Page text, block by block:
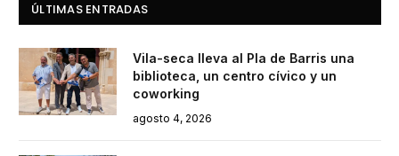
ÚLTIMAS ENTRADAS
Vila-seca lleva al Pla de Barris una
biblioteca, un centro cívico y un
coworking
agosto 4, 2026